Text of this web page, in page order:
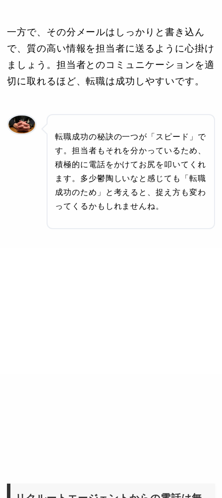
一方で、その分メールはしっかりと書き込ん
で、質の高い情報を担当者に送るように心掛け
ましょう。担当者とのコミュニケーションを適
切に取れるほど、転職は成功しやすいです。
転職成功の秘訣の一つが「スピード」で
す。担当者もそれを分かっているため、
積極的に電話をかけてお尻を叩いてくれ
ます。多少鬱陶しいなと感じても「転職
成功のため」と考えると、捉え方も変わ
ってくるかもしれませんね。